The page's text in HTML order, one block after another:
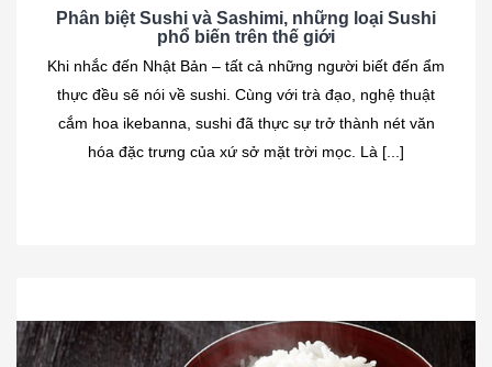
Phân biệt Sushi và Sashimi, những loại Sushi
phổ biến trên thế giới
Khi nhắc đến Nhật Bản – tất cả những người biết đến ẩm
thực đều sẽ nói về sushi. Cùng với trà đạo, nghệ thuật
cắm hoa ikebanna, sushi đã thực sự trở thành nét văn
hóa đặc trưng của xứ sở mặt trời mọc. Là [...]